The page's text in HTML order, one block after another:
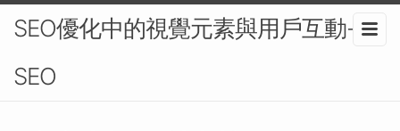
SEO優化中的視覺元素與用戶互動-
SEO